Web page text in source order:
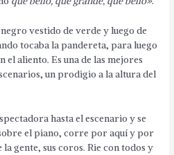
vestido de verde y luego de
tocaba la pandereta, para luego
aliento. Es una de las mejores
un prodigio a la altura del
hasta el escenario y se
el piano, corre por aquí y por
gente, sus coros. Rie con todos y